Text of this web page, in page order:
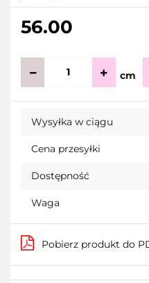
56.00
cm
Wysyłka w ciągu
Cena przesyłki
Dostępność
Waga
Pobierz produkt do